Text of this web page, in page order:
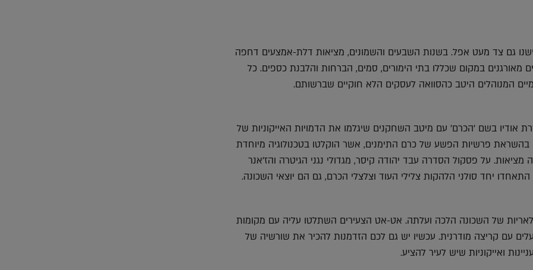
ישנו גם צד מעט אפל. בשנות השבעים והשמונים, מציאות דלת-אמצעים דחפה
מאורגנים במקום שכללו בתי הימורים, סמים, הברחות והלבנת כספים. כל
המנוהלים היטב כהסוואה לעסקים הלא חוקיים שברשותם.
אודיו בשם 'הכרם' עם מיטב השחקנים שיגלמו את הדמויות האייקוניות של
פרשיות הפשע של כרם התימנים, אשר הוקלטו בטכנולוגיה מיוחדת
על פסקול הסדרה עבד יהודה קיסר, מגדולי נגני הגיטרה והז'אנר
יחד סולני הלהקות צלילי העוד וצלצלי הכרם, גם הם יוצאי השכונה.
של השכונה הלכה ועלתה. אט-אט הצעירים השתלטו עליה עם מקומות
עם קריצה מודרנית. עכשיו יש גם לכם הזדמנות להכיר את שורשיה של
ואייקוניות שיש לעיר להציע.